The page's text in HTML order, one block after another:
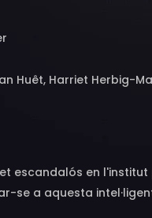
Huêt, Harriet Herbig-
Martin Neuhaus,
escandalós en
se a aquesta
intercanvi d'atacs